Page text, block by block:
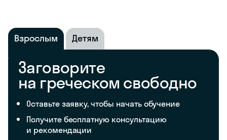
Взрослым Детям
Заговорите
на греческом свободно
Оставьте заявку, чтобы начать обучение
Получите бесплатную консультацию
и рекомендации